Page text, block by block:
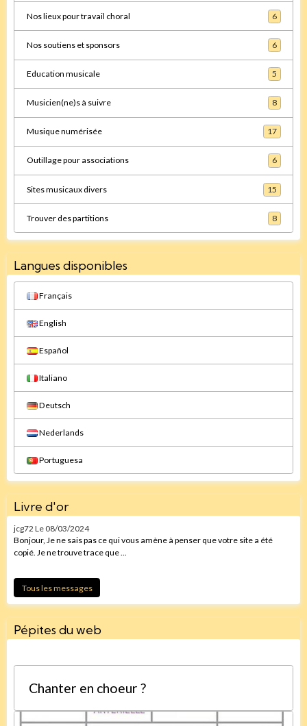
Nos lieux pour travail choral 6
Nos soutiens et sponsors 6
Education musicale 5
Musicien(ne)s à suivre 8
Musique numérisée 17
Outillage pour associations 6
Sites musicaux divers 15
Trouver des partitions 8
Langues disponibles
Français
English
Español
Italiano
Deutsch
Nederlands
Portuguesa
Livre d'or
jcg72 Le 08/03/2024
Bonjour, Je ne sais pas ce qui vous amène à penser que votre site a été
copié. Je ne trouve trace que ...
Tous les messages
Pépites du web
Chanter en choeur ?